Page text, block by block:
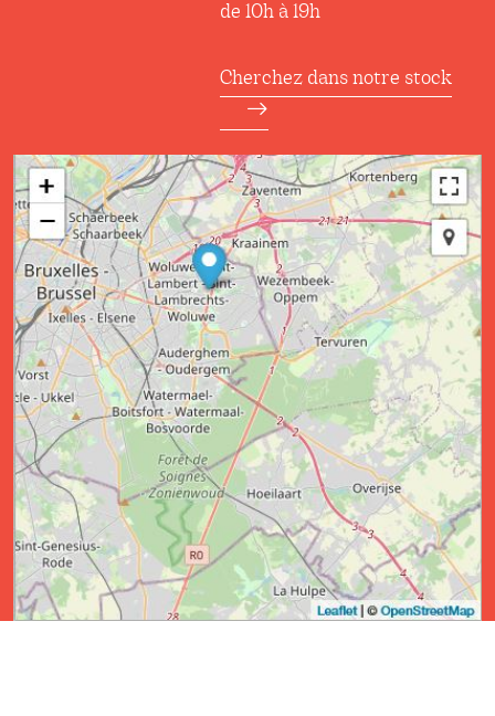
de 10h à 19h
Cherchez dans notre stock